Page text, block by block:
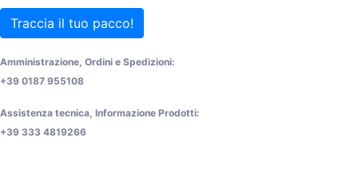
Traccia il tuo pacco!
Amministrazione, Ordini e Spedizioni:
+39 0187 955108
Assistenza tecnica, Informazione Prodotti:
+39 333 4819266